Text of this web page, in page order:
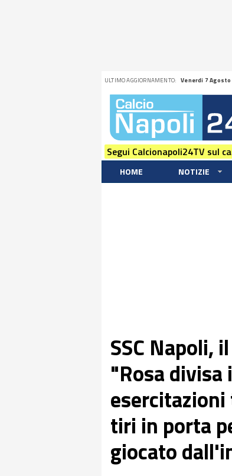
ULTIMO AGGIORNAMENTO: Venerdi 7
Segui Calcionapoli24TV sul
HOME NOTIZIE
SSC Napoli,
"Rosa divisa
tiri in porta
giocato